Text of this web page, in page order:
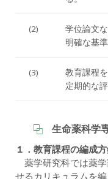
(2)
学位論文
明確な基
(3)
教育課程
定期的な
生命薬科学
１．教育課程の編成
薬学研究科では薬
せるカリキュラムを